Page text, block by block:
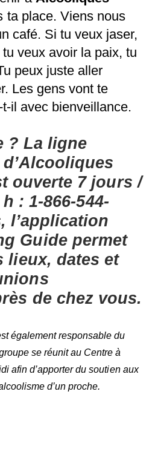
ta place. Viens nous
café. Si tu veux jaser,
tu veux avoir la paix, tu
peux juste aller
Les gens vont te
il avec bienveillance.
? La ligne
ouverte 7 jours /
: 1-866-544-
l’application
Guide permet
lieux, dates et
de chez vous.
également responsable du
se réunit au Centre à
afin d’apporter du soutien aux
d’un proche.